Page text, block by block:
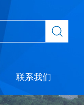
联系我们